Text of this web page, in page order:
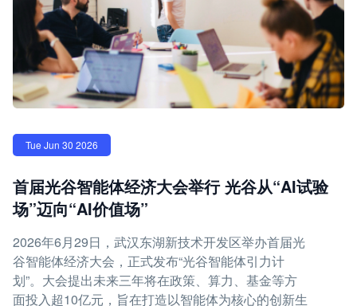
Tue Jun 30 2026
首届光谷智能体经济大会举行 光谷从“AI试验
场”迈向“AI价值场”
2026年6月29日，武汉东湖新技术开发区举办首届光
谷智能体经济大会，正式发布“光谷智能体引力计
划”。大会提出未来三年将在政策、算力、基金等方
面投入超10亿元，旨在打造以智能体为核心的创新生